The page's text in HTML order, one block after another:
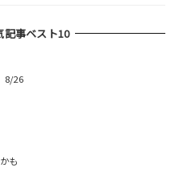
記事ベスト10
8/26
も